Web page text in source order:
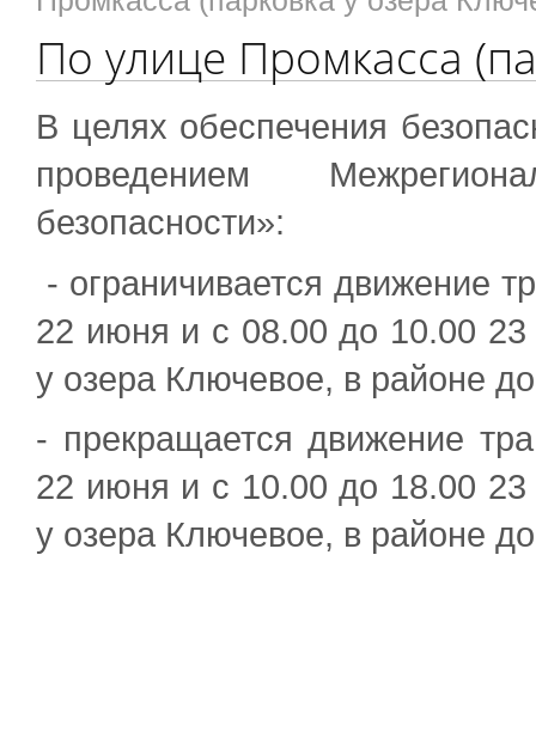
По улице Промкасса
В целях обеспечения
проведением
безопасности»:
- ограничивается движение
22 июня и с 08.00 до 10.00
у озера Ключевое, в районе
- прекращается движение
22 июня и с 10.00 до 18.00
у озера Ключевое, в районе